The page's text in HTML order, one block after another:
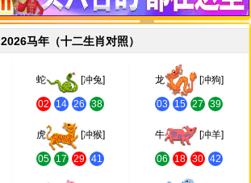
2026马年（十二生肖对照）
蛇 [冲兔]
02 14 26 38
龙 [冲狗]
03 15 27 39
虎 [冲猴]
05 17 29 41
牛 [冲羊]
06 18 30 42